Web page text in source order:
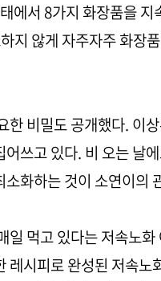
에서 8가지 화장품을 지
지 않게 자주자주 화장
비밀도 공개했다. 이
쓰고 있다. 비 오는 날
화하는 것이 소연이의
먹고 있다는 저속노
시피로 완성된 저속노